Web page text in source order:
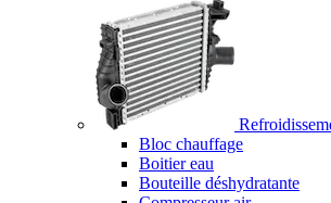
Bloc chauffage
Boitier eau
Bouteille déshydratante